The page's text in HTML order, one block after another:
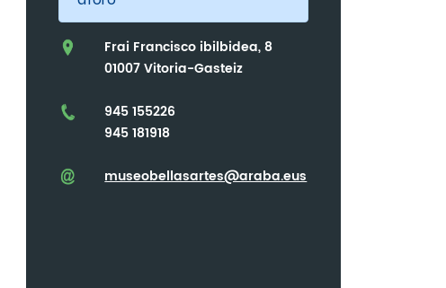
Frai Francisco ibilbidea, 8
01007 Vitoria-Gasteiz
945 155226
945 181918
museobellasartes@araba.eus